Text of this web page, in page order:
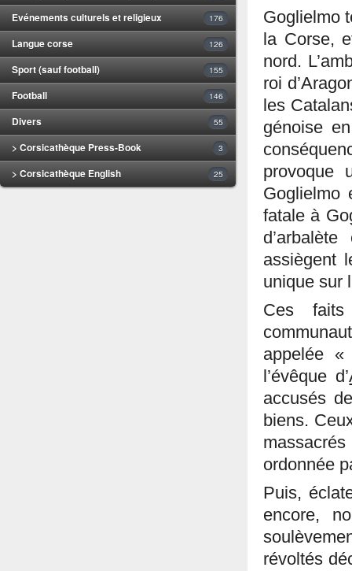
Evénements culturels et religieux 176
Langue corse 126
Sport (sauf football) 155
Football 146
Divers 55
> Corsicathèque Press-Book 3
> Corsicathèque English 25
Goglielmo
la Corse,
nord.
roi
les
génoise
provoque
Goglielmo
fatale à
assiègent
unique sur
Ces faits
appelée
l’évêque d’
accusés
biens.
ordonnée
Puis,
encore,
révoltés